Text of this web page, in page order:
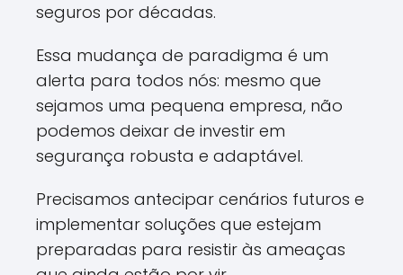
seguros por décadas.
Essa mudança de paradigma é um
alerta para todos nós: mesmo que
sejamos uma pequena empresa, não
podemos deixar de investir em
segurança robusta e adaptável.
Precisamos antecipar cenários futuros e
implementar soluções que estejam
preparadas para resistir às ameaças